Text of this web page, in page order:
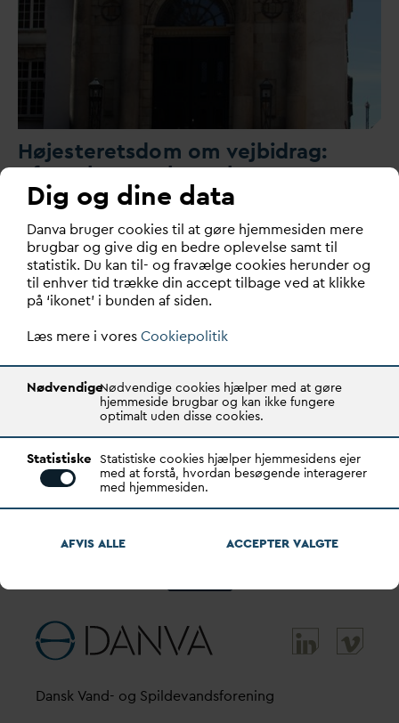
Højesteretsdom om vejbidrag:
Afgørelsen og konsekvenserne
Højesteret har i en ny dom frikendt Vejdirektoratet for
betaling af vejbidrag til trods for, atvand…
Energi
Dansk Vand- og Spildevandsforening
Dig og dine data
Danva bruger cookies til at gøre hjemmesiden mere
brugbar og give dig en bedre oplevelse samt til
statistik. Du kan til- og fravælge cookies herunder og
til enhver tid trække din accept tilbage ved at klikke
på ‘ikonet’ i bunden af siden.
Læs mere i voresCookiepolitik
NødvendigeNødvendige cookies hjælper med at gøre
hjemmeside brugbar og kan ikke fungere
optimalt uden disse cookies.
Statistiske Statistiske cookies hjælper hjemmesidens ejer
med at forstå, hvordan besøgende interagerer
med hjemmesiden.
AFVIS ALLE ACCEPTERVALGTE